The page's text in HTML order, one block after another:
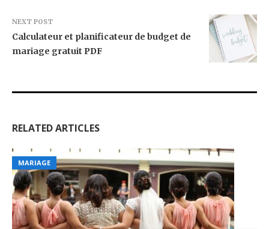
NEXT POST
Calculateur et planificateur de budget de
mariage gratuit PDF
RELATED ARTICLES
MARIAGE